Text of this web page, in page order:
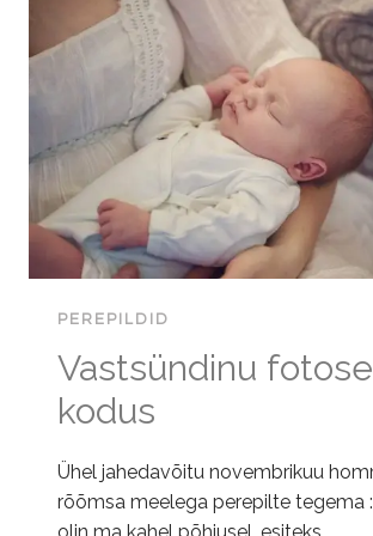
PEREPILDID
Vastsündinu
kodus
Ühel jahedavõitu novembrikuu
rõõmsa meelega perepilte tegema